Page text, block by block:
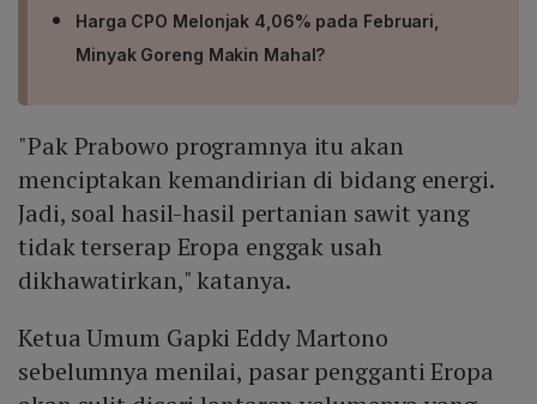
Harga CPO Melonjak 4,06% pada Februari,
Minyak Goreng Makin Mahal?
"Pak Prabowo programnya itu akan
menciptakan kemandirian di bidang energi.
Jadi, soal hasil-hasil pertanian sawit yang
tidak terserap Eropa enggak usah
dikhawatirkan," katanya.
Ketua Umum Gapki Eddy Martono
sebelumnya menilai, pasar pengganti Eropa